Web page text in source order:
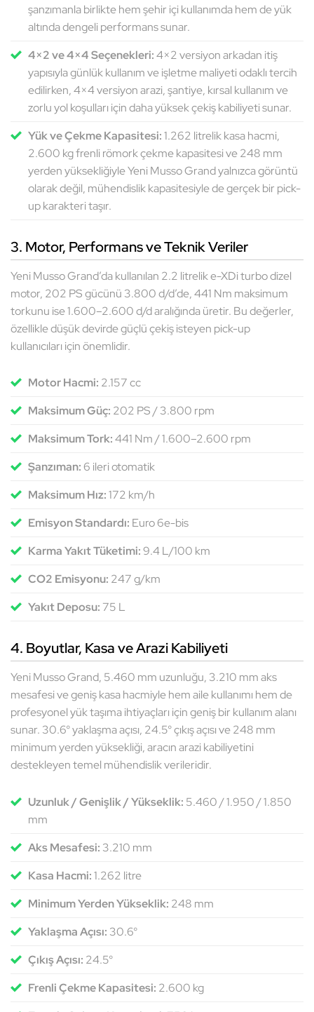
şanzımanla birlikte hem şehir içi kullanımda hem de yük
altında dengeli performans sunar.
4×2 ve 4×4 Seçenekleri:4×2 versiyon arkadan itiş
yapısıyla günlük kullanım ve işletme maliyeti odaklı tercih
edilirken, 4×4 versiyon arazi, şantiye, kırsal kullanım ve
zorlu yol koşulları için daha yüksek çekiş kabiliyeti sunar.
Yük ve Çekme Kapasitesi:1.262 litrelik kasa hacmi,
2.600 kg frenli römork çekme kapasitesi ve 248 mm
yerden yüksekliğiyle Yeni Musso Grand yalnızca görüntü
olarak değil, mühendislik kapasitesiyle de gerçek bir pick-
up karakteri taşır.
3. Motor, Performans ve Teknik Veriler
Yeni Musso Grand’da kullanılan 2.2 litrelik e-XDi turbo dizel
motor, 202 PS gücünü 3.800 d/d’de, 441 Nm maksimum
torkunu ise 1.600–2.600 d/d aralığında üretir. Bu değerler,
özellikle düşük devirde güçlü çekiş isteyen pick-up
kullanıcıları için önemlidir.
Motor Hacmi: 2.157 cc
Maksimum Güç: 202 PS / 3.800 rpm
Maksimum Tork:441 Nm / 1.600–2.600 rpm
Şanzıman:6 ileri otomatik
Maksimum Hız:172 km/h
Emisyon Standardı: Euro 6e-bis
Karma Yakıt Tüketimi:9.4 L/100 km
CO2 Emisyonu: 247 g/km
Yakıt Deposu: 75 L
4. Boyutlar, Kasa ve Arazi Kabiliyeti
Yeni Musso Grand, 5.460 mm uzunluğu, 3.210 mm aks
mesafesi ve geniş kasa hacmiyle hem aile kullanımı hem de
profesyonel yük taşıma ihtiyaçları için geniş bir kullanım alanı
sunar. 30.6° yaklaşma açısı, 24.5° çıkış açısı ve 248 mm
minimum yerden yüksekliği, aracın arazi kabiliyetini
destekleyen temel mühendislik verileridir.
Uzunluk / Genişlik / Yükseklik: 5.460 / 1.950 / 1.850
mm
Aks Mesafesi: 3.210 mm
Kasa Hacmi:1.262 litre
Minimum Yerden Yükseklik: 248 mm
Yaklaşma Açısı: 30.6°
Çıkış Açısı: 24.5°
Frenli Çekme Kapasitesi: 2.600 kg